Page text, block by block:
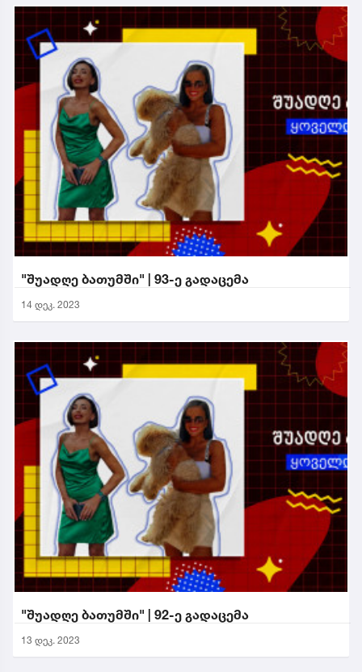
"შუადღე ბათუმში" | 93-ე გადაცემა
14 დეკ. 2023
"შუადღე ბათუმში" | 92-ე გადაცემა
13 დეკ. 2023